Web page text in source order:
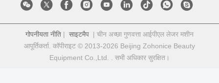
गोपनीयता नीति | साइटमैप | चीन अच्छा गुणवत्ता आईपीएल लेजर मशीन
आपूर्तिकर्ता. कॉपीराइट © 2013-2026 Beijing Zohonice Beauty
Equipment Co.,Ltd. . सभी अधिकार सुरक्षित।